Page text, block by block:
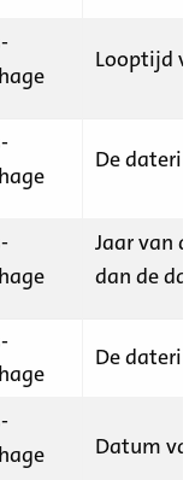
Looptijd
De
Jaar van
dan de
De
Datum